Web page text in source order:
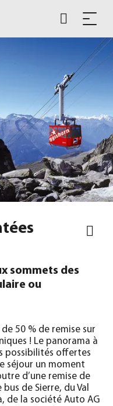
sommets des
ou
50 % de remise sur
! Le panorama à
possibilités offertes
séjour un moment
d’une remise de
de Sierre, du Val
de la société Auto AG